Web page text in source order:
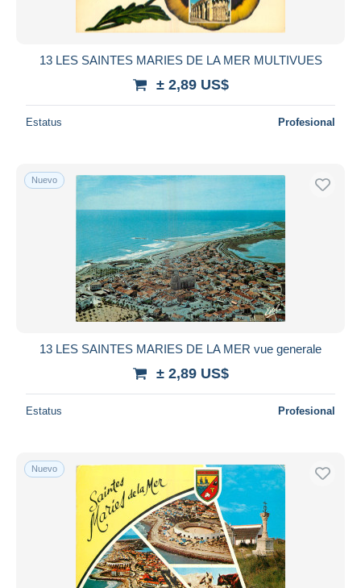
13 LES SAINTES MARIES DE LA MER MULTIVUES
± 2,89 US$
Estatus Profesional
Nuevo
13 LES SAINTES MARIES DE LA MER vue generale
± 2,89 US$
Estatus Profesional
Nuevo